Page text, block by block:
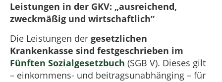
Leistungen in der GKV: „ausreichend,
zweckmäßig und wirtschaftlich“
Die Leistungen der gesetzlichen
Krankenkasse sind festgeschrieben im
Fünften Sozialgesetzbuch (SGB V). Dieses gilt
– einkommens- und beitragsunabhänging – für